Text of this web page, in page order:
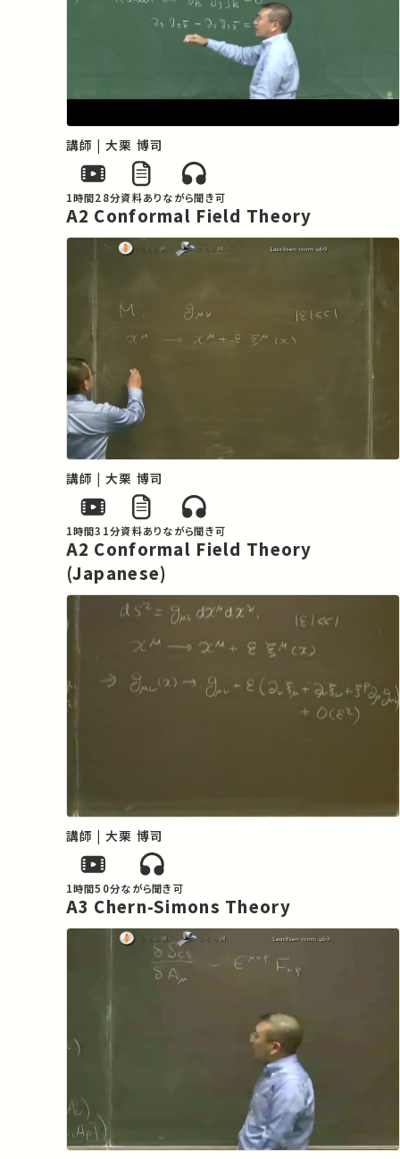
講師 | 大栗 博司
1時間28分資料ありながら聞き可
A2 Conformal Field Theory
講師 | 大栗 博司
1時間31分資料ありながら聞き可
A2 Conformal Field Theory
(Japanese)
講師 | 大栗 博司
1時間50分ながら聞き可
A3 Chern-Simons Theory